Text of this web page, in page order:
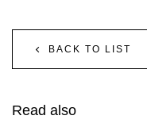
BACK TO LIST
Read also